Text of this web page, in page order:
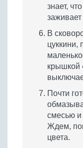
знает,
заживает
В
крышкой
Почти
смесью и
Ждем,
цвета.